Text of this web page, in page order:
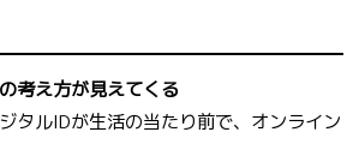
考え方が見えてくる
タルIDが生活の当たり前で、オンライン